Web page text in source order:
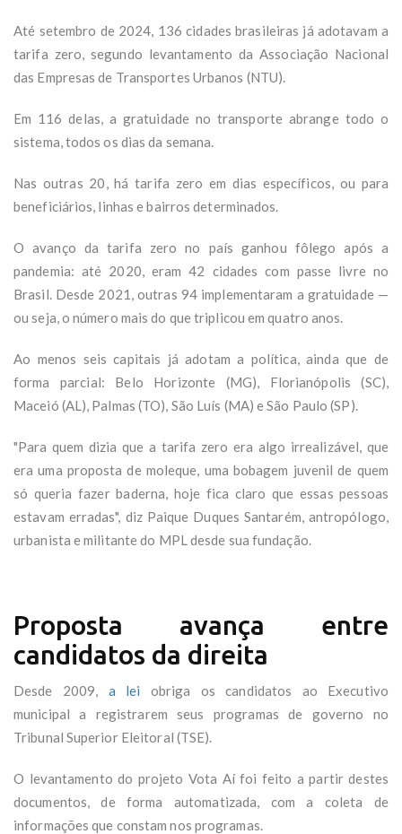
Até setembro de 2024, 136 cidades brasileiras já adotavam a
tarifa zero, segundo levantamento da Associação Nacional
das Empresas de Transportes Urbanos (NTU).
Em 116 delas, a gratuidade no transporte abrange todo o
sistema, todos os dias da semana.
Nas outras 20, há tarifa zero em dias específicos, ou para
beneficiários, linhas e bairros determinados.
O avanço da tarifa zero no país ganhou fôlego após a
pandemia: até 2020, eram 42 cidades com passe livre no
Brasil. Desde 2021, outras 94 implementaram a gratuidade —
ou seja, o número mais do que triplicou em quatro anos.
Ao menos seis capitais já adotam a política, ainda que de
forma parcial: Belo Horizonte (MG), Florianópolis (SC),
Maceió (AL), Palmas (TO), São Luís (MA) e São Paulo (SP).
"Para quem dizia que a tarifa zero era algo irrealizável, que
era uma proposta de moleque, uma bobagem juvenil de quem
só queria fazer baderna, hoje fica claro que essas pessoas
estavam erradas", diz Paique Duques Santarém, antropólogo,
urbanista e militante do MPL desde sua fundação.
Proposta avança entre
candidatos da direita
Desde 2009, a lei obriga os candidatos ao Executivo
municipal a registrarem seus programas de governo no
Tribunal Superior Eleitoral (TSE).
O levantamento do projeto Vota Aí foi feito a partir destes
documentos, de forma automatizada, com a coleta de
informações que constam nos programas.